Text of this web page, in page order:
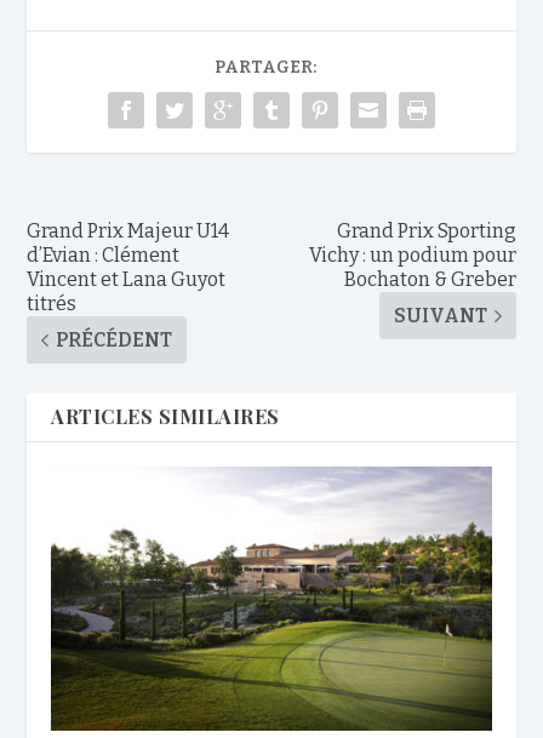
PARTAGER:
Grand Prix Majeur U14
d’Evian : Clément
Vincent et Lana Guyot
titrés
PRÉCÉDENT
Grand Prix Sporting
Vichy : un podium pour
Bochaton & Greber
SUIVANT
ARTICLES SIMILAIRES